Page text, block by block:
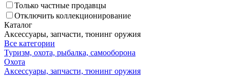
Только частные продавцы
Отключить коллекционирование
Каталог
Аксессуары, запчасти, тюнинг оружия
Все категории
Туризм, охота, рыбалка, самооборона
Охота
Аксессуары, запчасти, тюнинг оружия